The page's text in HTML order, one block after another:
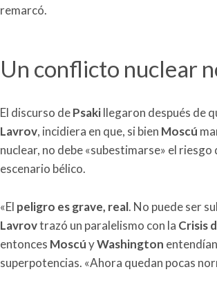
remarcó.
Un conflicto nuclear
El discurso dePsakillegaron después de
Lavrov, incidiera en que, si bien Moscú
nuclear, no debe «subestimarse» el
escenario bélico.
«El peligro esgrave, real. No puede ser
Lavrovtrazó un paralelismo con la Crisis
entonces MoscúyWashington
superpotencias. «Ahora quedan pocas